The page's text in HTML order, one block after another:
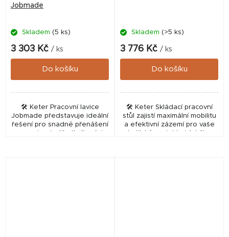
Jobmade
Skladem (5 ks)
3 303 Kč / ks
Do košíku
🛠️ Keter Pracovní lavice
Jobmade představuje ideální
řešení pro snadné přenášení
a organizaci nářadí při práci v
Skladem (>5 ks)
3 776 Kč / ks
Do košíku
🛠️ Keter Skládací pracovní
stůl zajistí maximální mobilitu
a efektivní zázemí pro vaše
kutilské projekty i údržbu